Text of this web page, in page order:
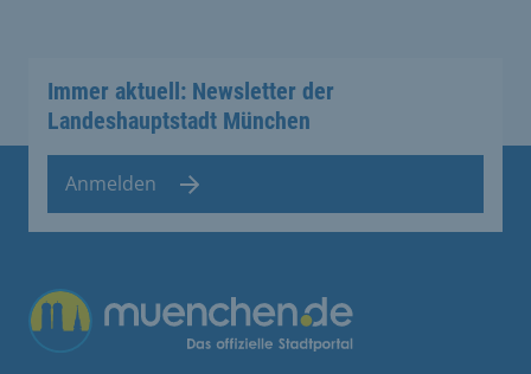
Immer aktuell: Newsletter der
Landeshauptstadt München
Anmelden
Übergreifende Links